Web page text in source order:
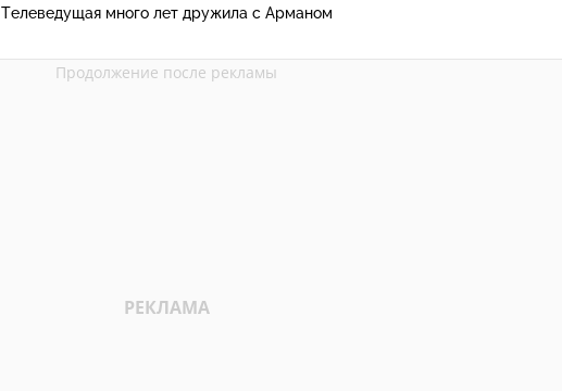
Телеведущая много лет дружила с Арманом